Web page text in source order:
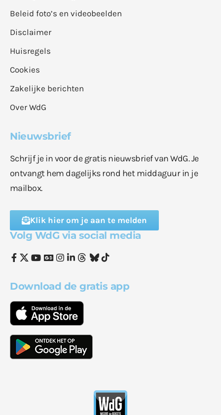
Beleid foto’s en videobeelden
Disclaimer
Huisregels
Cookies
Zakelijke berichten
Over WdG
Nieuwsbrief
Schrijf je in voor de gratis nieuwsbrief van WdG. Je
ontvangt hem dagelijks rond het middaguur in je
mailbox.
Klik hier om je aan te melden
Volg WdG via social media
Download de gratis app